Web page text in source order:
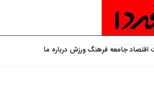
اقتصادجامعه فرهنگورزش درباره ما